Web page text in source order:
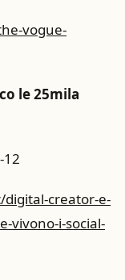
vogue-
le 25mila
12
creator-e-
vivono-i-social-